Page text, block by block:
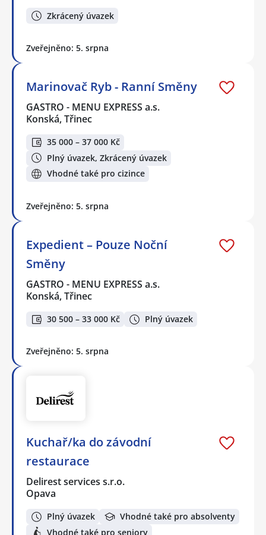
Zkrácený úvazek
Zveřejněno: 5. srpna
Marinovač Ryb - Ranní Směny
GASTRO - MENU EXPRESS a.s.
Konská, Třinec
35 000 – 37 000 Kč
Plný úvazek, Zkrácený úvazek
Vhodné také pro cizince
Zveřejněno: 5. srpna
Expedient – Pouze Noční
Směny
GASTRO - MENU EXPRESS a.s.
Konská, Třinec
30 500 – 33 000 Kč Plný úvazek
Zveřejněno: 5. srpna
Kuchař/ka do závodní
restaurace
Delirest services s.r.o.
Opava
Plný úvazek
Vhodné také pro absolventy
Vhodné také pro seniory